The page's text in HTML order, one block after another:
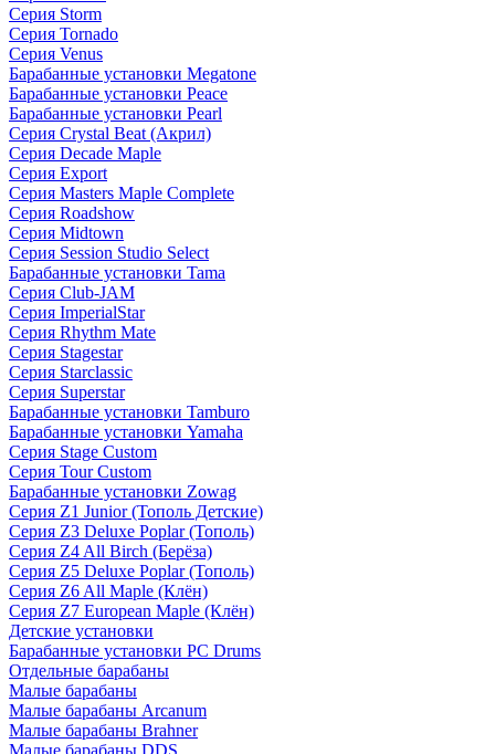
Серия Storm
Серия Tornado
Серия Venus
Барабанные установки Megatone
Барабанные установки Peace
Барабанные установки Pearl
Серия Crystal Beat (Акрил)
Серия Decade Maple
Серия Export
Серия Masters Maple Complete
Серия Roadshow
Серия Midtown
Серия Session Studio Select
Барабанные установки Tama
Серия Club-JAM
Серия ImperialStar
Серия Rhythm Mate
Серия Stagestar
Серия Starclassic
Серия Superstar
Барабанные установки Tamburo
Барабанные установки Yamaha
Серия Stage Custom
Серия Tour Custom
Барабанные установки Zowag
Серия Z1 Junior (Тополь Детские)
Серия Z3 Deluxe Poplar (Тополь)
Серия Z4 All Birch (Берёза)
Серия Z5 Deluxe Poplar (Тополь)
Серия Z6 All Maple (Клён)
Серия Z7 European Maple (Клён)
Детские установки
Барабанные установки PC Drums
Отдельные барабаны
Малые барабаны
Малые барабаны Arcanum
Малые барабаны Brahner
Малые барабаны DDS